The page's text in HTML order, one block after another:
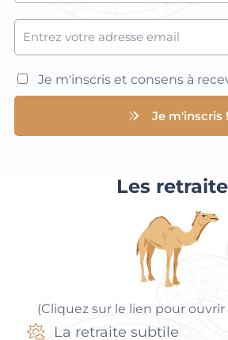
Je m'inscris et consens à
Je m'inscris !
Les
(Cliquez sur le lien pour
La retraite subtile